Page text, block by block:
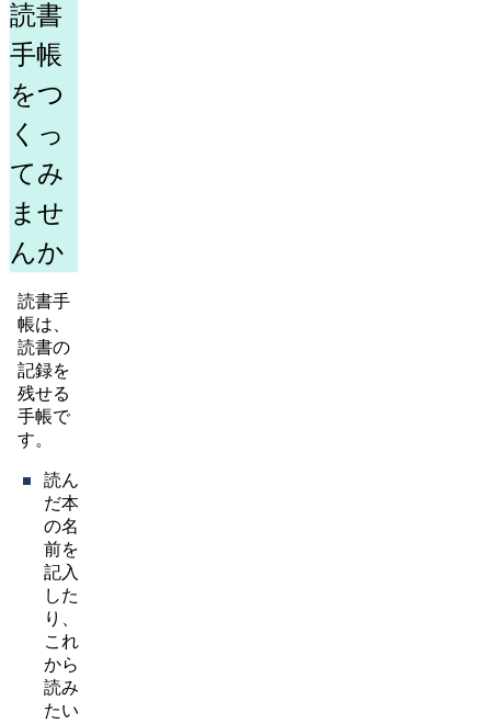
読書
手帳
をつ
くっ
てみ
ませ
んか
読書手
帳は、
読書の
記録を
残せる
手帳で
す。
読ん
だ本
の名
前を
記入
した
り、
これ
から
読み
たい